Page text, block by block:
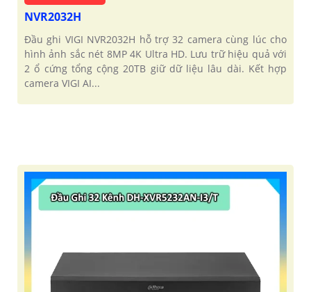
NVR2032H
Đầu ghi VIGI NVR2032H hỗ trợ 32 camera cùng lúc cho
hình ảnh sắc nét 8MP 4K Ultra HD. Lưu trữ hiệu quả với
2 ổ cứng tổng cộng 20TB giữ dữ liệu lâu dài. Kết hợp
camera VIGI AI...